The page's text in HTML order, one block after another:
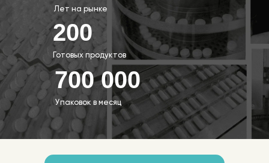
700 000
Упаковок в месяц
Лет на рынке
200
Готовых продуктов